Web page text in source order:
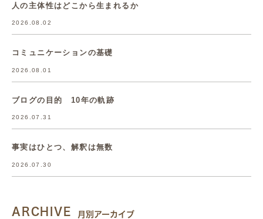
人の主体性はどこから生まれるか
2026.08.02
コミュニケーションの基礎
2026.08.01
ブログの目的 10年の軌跡
2026.07.31
事実はひとつ、解釈は無数
2026.07.30
ARCHIVE 月別アーカイブ